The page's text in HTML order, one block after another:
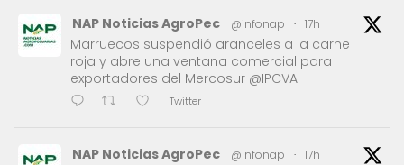
NAP Noticias AgroPec @infonap · 17h
Marruecos suspendió aranceles a la carne
roja y abre una ventana comercial para
exportadores del Mercosur @IPCVA
Twitter
NAP Noticias AgroPec @infonap · 17h